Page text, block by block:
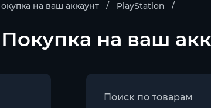
на ваш аккаунт PlayStation
на ваш